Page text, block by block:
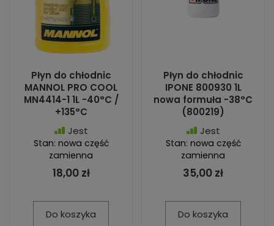
Płyn do chłodnic
MANNOL PRO COOL
MN4414-1 1L -40°C /
+135°C
Jest
Stan: nowa część
zamienna
18,00 zł
Do koszyka
Płyn do chłodnic
IPONE 800930 1L
nowa formuła -38°C
(800219)
Jest
Stan: nowa część
zamienna
35,00 zł
Do koszyka